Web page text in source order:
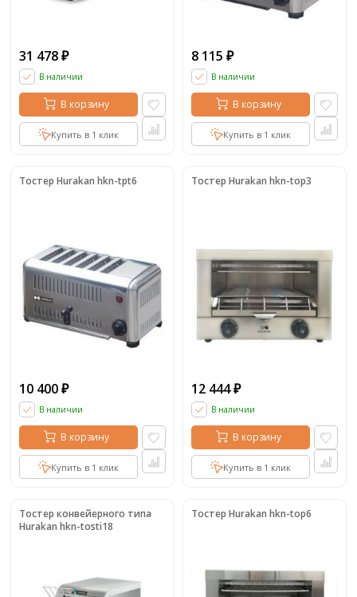
31 478 ₽
В наличии
В корзину
Купить в 1 клик
8 115 ₽
В наличии
В корзину
Купить в 1 клик
Тостер Hurakan hkn-tpt6
10 400 ₽
В наличии
В корзину
Купить в 1 клик
Тостер Hurakan hkn-top3
12 444 ₽
В наличии
В корзину
Купить в 1 клик
Тостер конвейерного типа
Hurakan hkn-tosti18
Тостер Hurakan hkn-top6